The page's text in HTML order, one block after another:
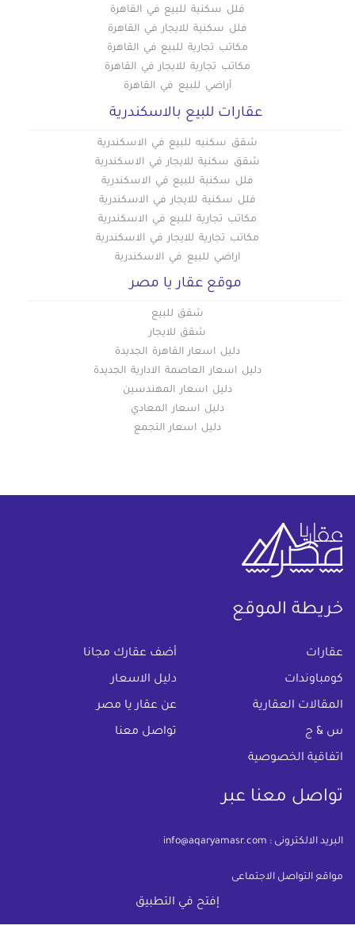
إفتح في التطبيق
فلل سكنية للبيع في القاهرة
فلل سكنية للايجار في القاهرة
مكاتب تجارية للبيع في القاهرة
مكاتب تجارية للايجار في القاهرة
أراضي للبيع في القاهرة
عقارات للبيع بالاسكندرية
شقق سكنيه للبيع في الاسكندرية
شقق سكنية للايجار في الاسكندرية
فلل سكنية للبيع في الاسكندرية
فلل سكنية للايجار في الاسكندرية
مكاتب تجارية للبيع في الاسكندرية
مكاتب تجارية للايجار في الاسكندرية
اراضي للبيع في الاسكندرية
موقع عقار يا مصر
شقق للبيع
شقق للايجار
دليل اسعار القاهرة الجديدة
دليل اسعار العاصمة الادارية الجديدة
دليل اسعار المهندسين
دليل اسعار المعادي
دليل اسعار التجمع
خريطة الموقع
عقارات أضف عقارك مجانا
كومباوندات دليل الاسعار
المقالات العقارية عن عقار يا مصر
س & ج تواصل معنا
اتفاقية الخصوصية
تواصل معنا عبر
البريد الالكترونى : info@aqaryamasr.com
مواقع التواصل الاجتماعى